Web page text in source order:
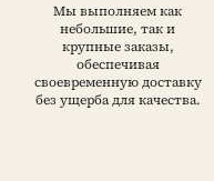
Мы выполняем как
небольшие, так и
крупные заказы,
обеспечивая
своевременную доставку
без ущерба для качества.